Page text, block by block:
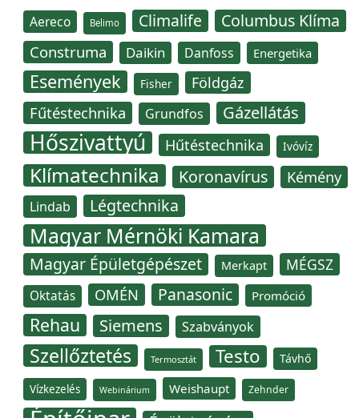
Aereco Belimo Climalife Columbus Klíma
Construma Daikin Danfoss Energetika
Események Fisher Földgáz
Fűtéstechnika Grundfos Gázellátás
Hőszivattyú Hűtéstechnika Ivóvíz
Klímatechnika Koronavírus Kémény
Lindab Légtechnika
Magyar Mérnöki Kamara
Magyar Épületgépészet Merkapt MÉGSZ
Oktatás OMÉN Panasonic Promóció
Rehau Siemens Szabványok
Szellőztetés Termosztát Testo Távhő
Vízkezelés Webinárium Weishaupt Zehnder